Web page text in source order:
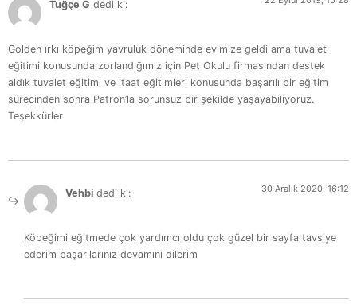
Tuğçe G dedi ki:
Golden ırkı köpeğim yavruluk döneminde evimize geldi ama tuvalet
eğitimi konusunda zorlandığımız için Pet Okulu firmasından destek
aldık tuvalet eğitimi ve itaat eğitimleri konusunda başarılı bir eğitim
sürecinden sonra Patron’la sorunsuz bir şekilde yaşayabiliyoruz.
Teşekkürler
Vehbi dedi ki: 30 Aralık 2020, 16:12
Köpeğimi eğitmede çok yardımcı oldu çok güzel bir sayfa tavsiye
ederim başarılarınız devamını dilerim